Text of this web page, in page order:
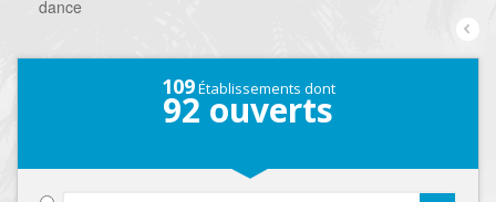
dance
109Établissements dont
92 ouverts